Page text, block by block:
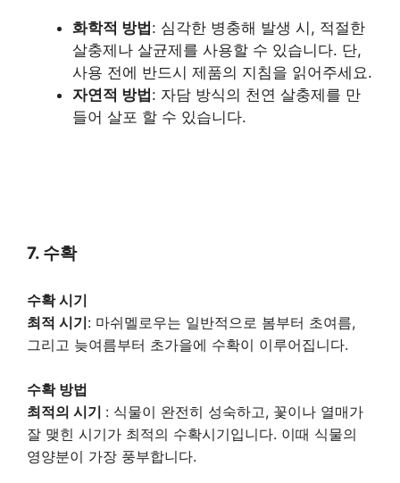
화학적 방법: 심각한 병충해 발생 시, 적절한
살충제나 살균제를 사용할 수 있습니다. 단,
사용 전에 반드시 제품의 지침을 읽어주세요.
자연적 방법: 자담 방식의 천연 살충제를 만
들어 살포 할 수 있습니다.
7. 수확
수확 시기
최적 시기: 마쉬멜로우는 일반적으로 봄부터 초여름,
그리고 늦여름부터 초가을에 수확이 이루어집니다.
수확 방법
최적의 시기 : 식물이 완전히 성숙하고, 꽃이나 열매가
잘 맺힌 시기가 최적의 수확시기입니다. 이때 식물의
영양분이 가장 풍부합니다.